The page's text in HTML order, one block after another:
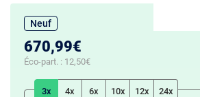
Neuf
670,99€
Éco-part. : 12,50€
3x 4x 6x 10x 12x 24x